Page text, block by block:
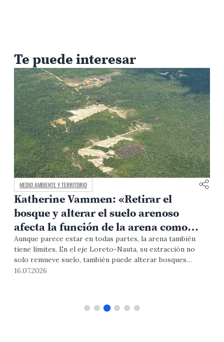
Te puede interesar
MEDIO AMBIENTE Y TERRITORIO
Katherine Vammen: «Retirar el
bosque y alterar el suelo arenoso
afecta la función de la arena como
filtro natural del agua»
Aunque parece estar en todas partes, la arena también
tiene límites. En el eje Loreto-Nauta, su extracción no
solo remueve suelo, también puede alterar bosques
amazónicos, fuentes de agua y la salud de comunidades que
16.07.2026